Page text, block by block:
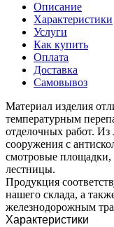
Описание
Характеристики
Услуги
Как купить
Оплата
Доставка
Самовывоз
Материал изделия
температурным
отделочных работ.
сооружения с
смотровые площадки,
лестницы.
Продукция
нашего склада, а
железнодорожным
Характеристики